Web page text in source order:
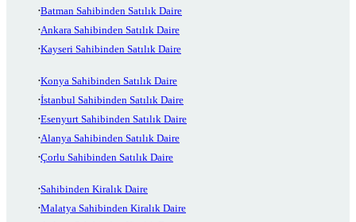
Batman Sahibinden Satılık Daire
Ankara Sahibinden Satılık Daire
Kayseri Sahibinden Satılık Daire
Konya Sahibinden Satılık Daire
İstanbul Sahibinden Satılık Daire
Esenyurt Sahibinden Satılık Daire
Alanya Sahibinden Satılık Daire
Çorlu Sahibinden Satılık Daire
Sahibinden Kiralık Daire
Malatya Sahibinden Kiralık Daire